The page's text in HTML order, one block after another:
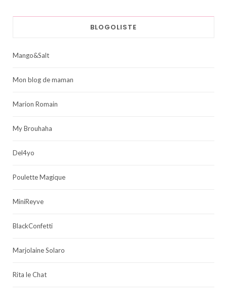
BLOGOLISTE
Mango&Salt
Mon blog de maman
Marion Romain
My Brouhaha
Del4yo
Poulette Magique
MiniReyve
BlackConfetti
Marjolaine Solaro
Rita le Chat